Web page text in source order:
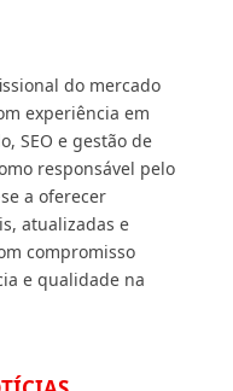
do mercado
experiência em
SEO e gestão de
responsável pelo
a oferecer
atualizadas e
compromisso
e qualidade na